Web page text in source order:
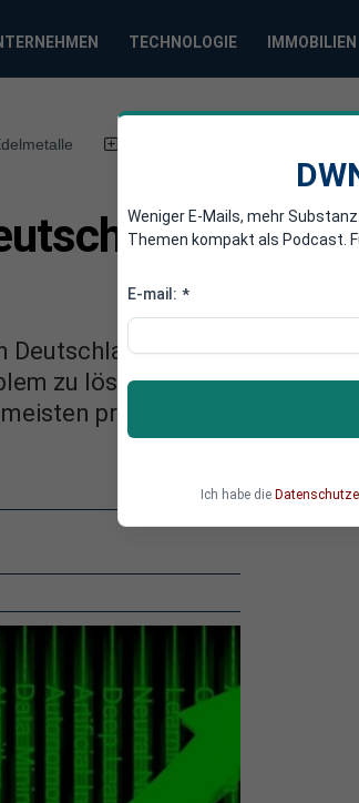
TECHNOLOGIE IMMOBILIEN
sogar gesunken.
zu lösen und einen
profitieren und was
Weniger E-Mails, mehr
Themen kompakt als Podcast.
E-mail: *
Ich habe die